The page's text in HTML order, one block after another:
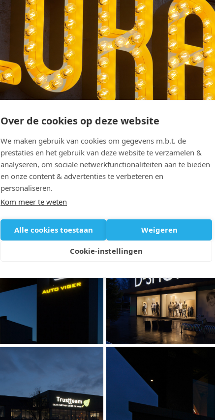
Images
Over de cookies op deze website
We maken gebruik van cookies om gegevens m.b.t. de
prestaties en het gebruik van deze website te verzamelen &
analyseren, om sociale netwerkfunctionaliteiten aan te bieden
en onze content & advertenties te verbeteren en
personaliseren.
Kom meer te weten
Alle cookies toestaan Weigeren
Cookie-instellingen